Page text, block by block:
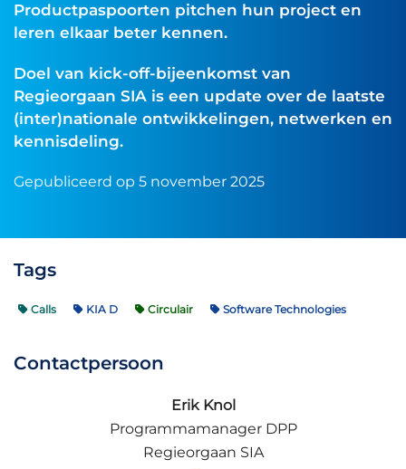
Productpaspoorten pitchen hun project en
leren elkaar beter kennen.
Doel van kick-off-bijeenkomst van
Regieorgaan SIA is een update over de laatste
(inter)nationale ontwikkelingen, netwerken en
kennisdeling.
Gepubliceerd op 5 november 2025
Tags
Calls KIA D Circulair Software Technologies
Contactpersoon
Erik Knol
Programmamanager DPP
Regieorgaan SIA